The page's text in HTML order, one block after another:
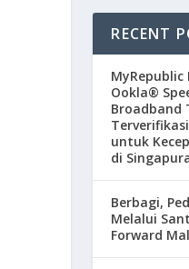
RECENT
MyRepublic
Ookla®
Broadband
untuk
di
Berbagi,
Melalui
Forward